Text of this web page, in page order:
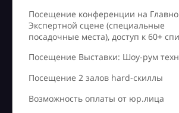
Посещение конференции на
Экспертной сцене (специальные
посадочные места), доступ к 60+
Посещение Выставки: Шоу-рум
Посещение 2 залов hard-скиллы
Возможность оплаты от юр.лица